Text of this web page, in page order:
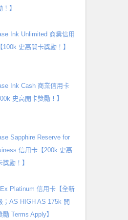
】
Ink Unlimited 商業信用
100k 史高開卡獎勵！】
Ink Cash 商業信用卡
史高開卡獎勵！】
Sapphire Reserve for
信用卡【200k 史高
獎勵！】
Platinum 信用卡【全新
；AS HIGH AS 175k 開
勵 Terms Apply】